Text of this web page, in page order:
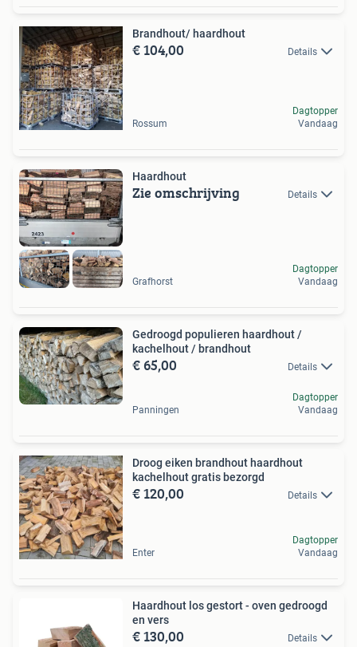
Brandhout/ haardhout
€ 104,00 Details
Rossum
Dagtopper
Vandaag
Haardhout
Zie omschrijving Details
Grafhorst
Dagtopper
Vandaag
Gedroogd populieren haardhout /
kachelhout / brandhout
€ 65,00 Details
Panningen
Dagtopper
Vandaag
Droog eiken brandhout haardhout
kachelhout gratis bezorgd
€ 120,00 Details
Enter
Dagtopper
Vandaag
Haardhout los gestort - oven gedroogd
en vers
€ 130,00 Details